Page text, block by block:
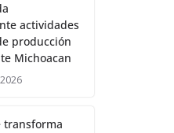
actividades
producción
Michoacan
transforma